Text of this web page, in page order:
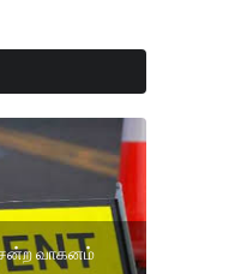
வாகனம்